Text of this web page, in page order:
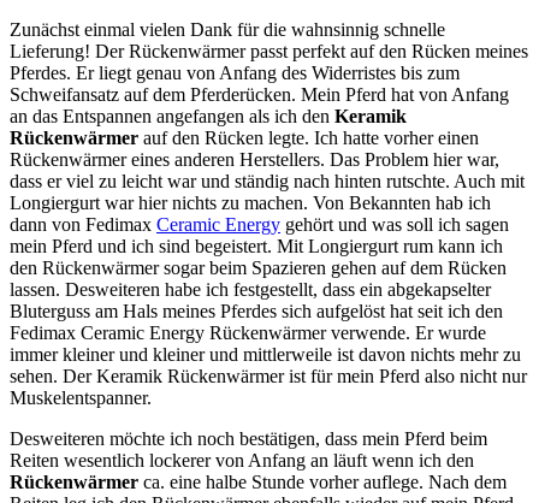
Zunächst einmal vielen Dank für die wahnsinnig schnelle
Lieferung! Der Rückenwärmer passt perfekt auf den Rücken meines
Pferdes. Er liegt genau von Anfang des Widerristes bis zum
Schweifansatz auf dem Pferderücken. Mein Pferd hat von Anfang
an das Entspannen angefangen als ich den Keramik
Rückenwärmer auf den Rücken legte. Ich hatte vorher einen
Rückenwärmer eines anderen Herstellers. Das Problem hier war,
dass er viel zu leicht war und ständig nach hinten rutschte. Auch mit
Longiergurt war hier nichts zu machen. Von Bekannten hab ich
dann von Fedimax Ceramic Energy gehört und was soll ich sagen
mein Pferd und ich sind begeistert. Mit Longiergurt rum kann ich
den Rückenwärmer sogar beim Spazieren gehen auf dem Rücken
lassen. Desweiteren habe ich festgestellt, dass ein abgekapselter
Bluterguss am Hals meines Pferdes sich aufgelöst hat seit ich den
Fedimax Ceramic Energy Rückenwärmer verwende. Er wurde
immer kleiner und kleiner und mittlerweile ist davon nichts mehr zu
sehen. Der Keramik Rückenwärmer ist für mein Pferd also nicht nur
Muskelentspanner.
Desweiteren möchte ich noch bestätigen, dass mein Pferd beim
Reiten wesentlich lockerer von Anfang an läuft wenn ich den
Rückenwärmer ca. eine halbe Stunde vorher auflege. Nach dem